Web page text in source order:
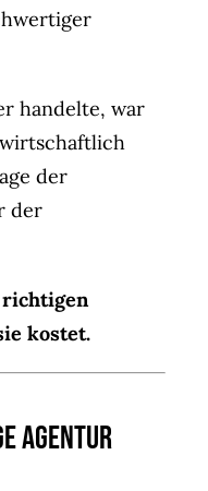
handelte, war
der
der
kostet.
Agentur